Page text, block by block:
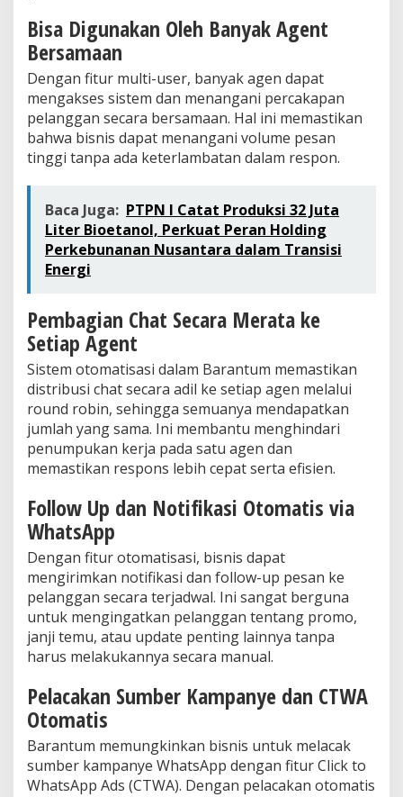
Bisa Digunakan Oleh Banyak Agent
Bersamaan
Dengan fitur multi-user, banyak agen dapat
mengakses sistem dan menangani percakapan
pelanggan secara bersamaan. Hal ini memastikan
bahwa bisnis dapat menangani volume pesan
tinggi tanpa ada keterlambatan dalam respon.
Baca Juga: PTPN I Catat Produksi 32 Juta
Liter Bioetanol, Perkuat Peran Holding
Perkebunanan Nusantara dalam Transisi
Energi
Pembagian Chat Secara Merata ke
Setiap Agent
Sistem otomatisasi dalam Barantum memastikan
distribusi chat secara adil ke setiap agen melalui
round robin, sehingga semuanya mendapatkan
jumlah yang sama. Ini membantu menghindari
penumpukan kerja pada satu agen dan
memastikan respons lebih cepat serta efisien.
Follow Up dan Notifikasi Otomatis via
WhatsApp
Dengan fitur otomatisasi, bisnis dapat
mengirimkan notifikasi dan follow-up pesan ke
pelanggan secara terjadwal. Ini sangat berguna
untuk mengingatkan pelanggan tentang promo,
janji temu, atau update penting lainnya tanpa
harus melakukannya secara manual.
Pelacakan Sumber Kampanye dan CTWA
Otomatis
Barantum memungkinkan bisnis untuk melacak
sumber kampanye WhatsApp dengan fitur Click to
WhatsApp Ads (CTWA). Dengan pelacakan otomatis